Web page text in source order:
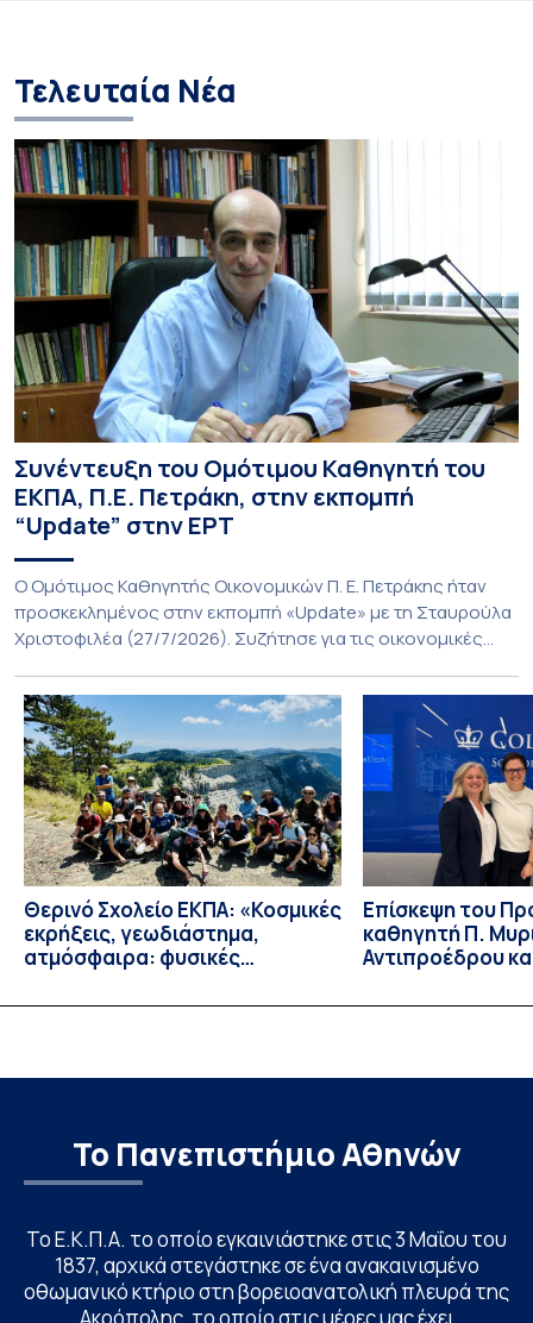
Τελευταία Νέα
Συνέντευξη του Ομότιμου Καθηγητή του
ΕΚΠΑ, Π.Ε. Πετράκη, στην εκπομπή
“Update” στην ΕΡΤ
O Ομότιμος Καθηγητής Οικονομικών Π. Ε. Πετράκης ήταν
προσκεκλημένος στην εκπομπή «Update» με τη Σταυρούλα
Χριστοφιλέα (27/7/2026). Συζήτησε για τις οικονομικές
Ευρώπη από τις εξελίξεις στον πόλεμο ΗΠΑ – Ιράν, καθώς
και για τη διακύμανση των τιμών στα καύσιμα. Για να δείτε τη
συνέντευξη, πατήστε εδώ.
Θερινό Σχολείο ΕΚΠΑ: «Κοσμικές
εκρήξεις, γεωδιάστημα,
ατμόσφαιρα: φυσικές
βιολογικές επιδράσεις»
Eπίσκεψη του
καθηγητή Π.
Αντιπροέδρου
Νοσηλευτικής
Το Πανεπιστήμιο Αθηνών
Το Ε.Κ.Π.Α. το οποίο εγκαινιάστηκε στις 3 Μαΐου του
1837, αρχικά στεγάστηκε σε ένα ανακαινισμένο
οθωμανικό κτήριο στη βορειοανατολική πλευρά της
Ακρόπολης, το οποίο στις μέρες μας έχει